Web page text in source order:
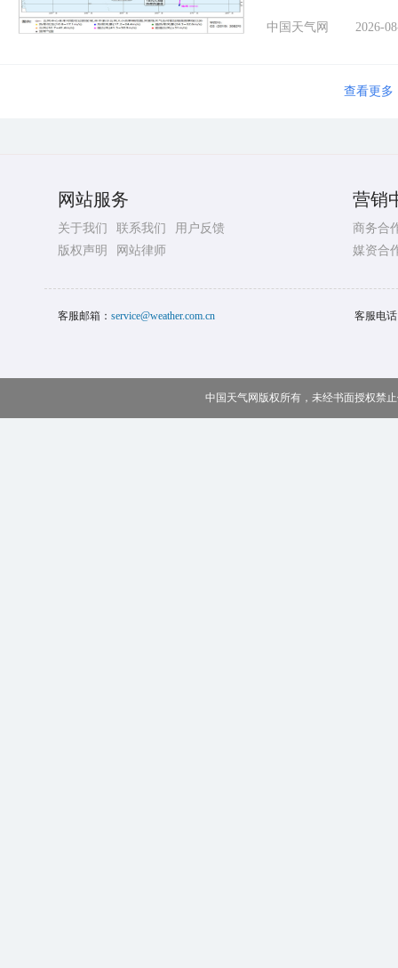
中国天气网 2026-
查看更多
网站服务
关于我们 联系我们
用户反馈
版权声明
网站律师
营销
商务合
媒资合
客服邮箱： service@weather.com.cn 客服电
中国天气网版权所有，未经书面授权